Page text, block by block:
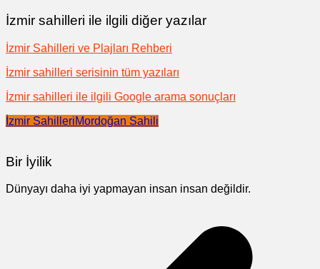
İzmir sahilleri ile ilgili diğer yazılar
İzmir Sahilleri ve Plajları Rehberi
İzmir sahilleri serisinin tüm yazıları
İzmir sahilleri ile ilgili Google arama sonuçları
İzmir SahilleriMordoğan Sahili
Bir İyilik
Dünyayı daha iyi yapmayan insan insan değildir.